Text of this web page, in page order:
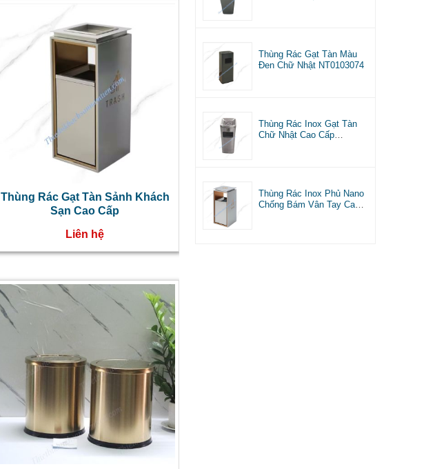
Thùng Rác Gạt Tàn Sảnh Khách
Sạn Cao Cấp
Liên hệ
Thùng Rác Gạt Tàn Màu
Đen Chữ Nhật NT0103074
Thùng Rác Inox Gạt Tàn
Chữ Nhật Cao Cấp
Thùng Rác Inox Phủ Nano
Chống Bám Vân Tay Cao